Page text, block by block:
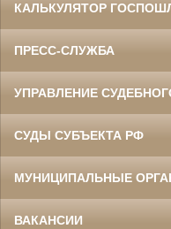
КАЛЬКУЛЯТОР
ПРЕСС-СЛУЖБА
УПРАВЛЕНИЕ
СУДЫ СУБЪЕКТА РФ
МУНИЦИПАЛЬНЫЕ
ВАКАНСИИ